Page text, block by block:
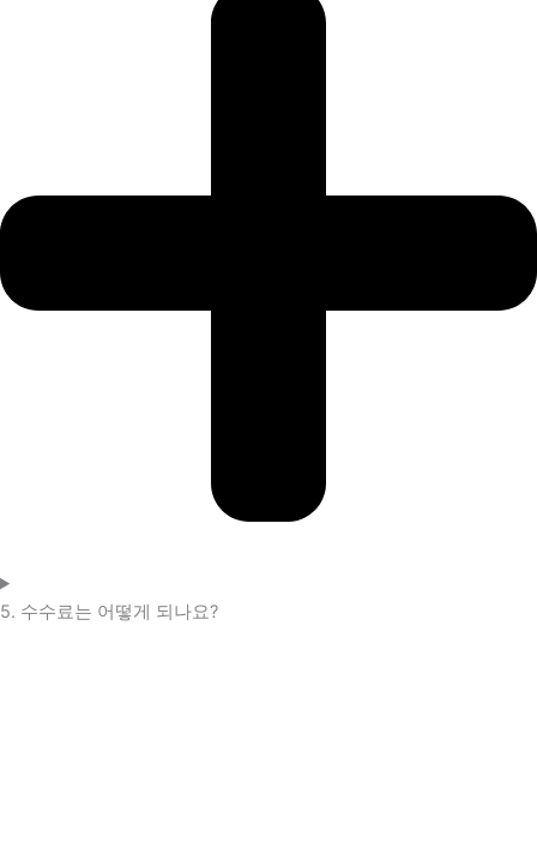
5. 수수료는 어떻게 되나요?